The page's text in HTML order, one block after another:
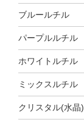
ブルールチル
パープルルチル
ホワイトルチル
ミックスルチル
クリスタル(水晶)